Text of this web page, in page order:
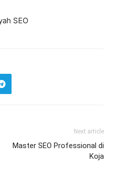
SEO
Next article
Master SEO Professional di
Koja